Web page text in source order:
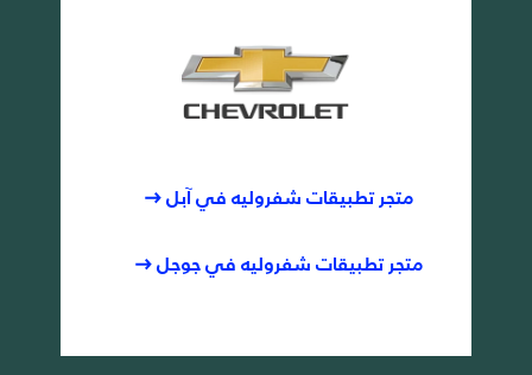
متجر تطبيقات شفروليه في آبل
متجر تطبيقات شفروليه في جوجل